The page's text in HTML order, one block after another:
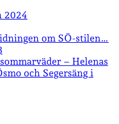
2024
om SÖ-stilen…
– Helenas
och Segersäng i